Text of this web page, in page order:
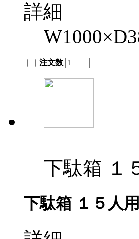
詳細
注文数
下駄箱 １
下駄箱 １５人